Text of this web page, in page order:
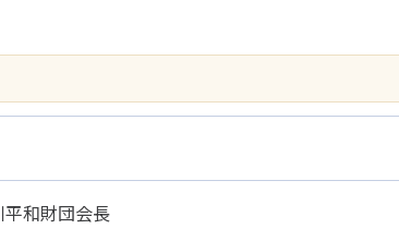
和財団会長